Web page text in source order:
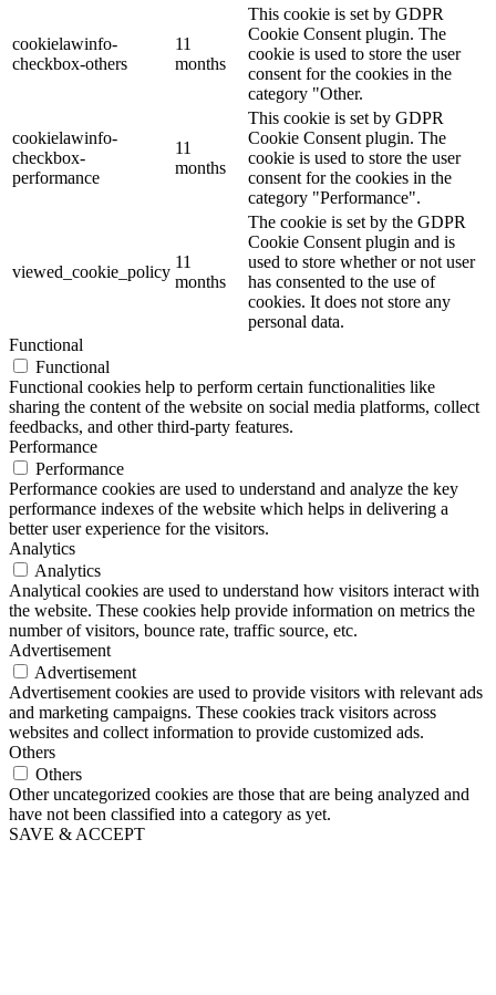
cookielawinfo-
checkbox-others
11
months
This cookie is set by GDPR
Cookie Consent plugin. The
cookie is used to store the user
consent for the cookies in the
category "Other.
cookielawinfo-
checkbox-
performance
11
months
This cookie is set by GDPR
Cookie Consent plugin. The
cookie is used to store the user
consent for the cookies in the
category "Performance".
viewed_cookie_policy
11
months
The cookie is set by the GDPR
Cookie Consent plugin and is
used to store whether or not user
has consented to the use of
cookies. It does not store any
personal data.
Functional
Functional
Functional cookies help to perform certain functionalities like
sharing the content of the website on social media platforms, collect
feedbacks, and other third-party features.
Performance
Performance
Performance cookies are used to understand and analyze the key
performance indexes of the website which helps in delivering a
better user experience for the visitors.
Analytics
Analytics
Analytical cookies are used to understand how visitors interact with
the website. These cookies help provide information on metrics the
number of visitors, bounce rate, traffic source, etc.
Advertisement
Advertisement
Advertisement cookies are used to provide visitors with relevant ads
and marketing campaigns. These cookies track visitors across
websites and collect information to provide customized ads.
Others
Others
Other uncategorized cookies are those that are being analyzed and
have not been classified into a category as yet.
SAVE & ACCEPT